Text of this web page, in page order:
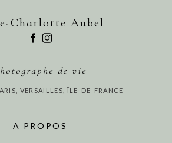
Charlotte Aubel
de vie
VERSAILLES, ÎLE-DE-FRANCE
A PROPOS